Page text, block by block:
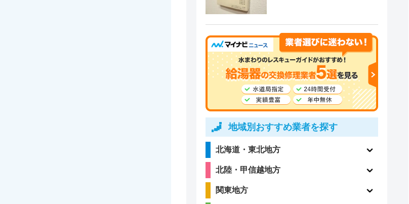
地域別おすすめ業者を探す
北海道・東北地方
北陸・甲信越地方
関東地方